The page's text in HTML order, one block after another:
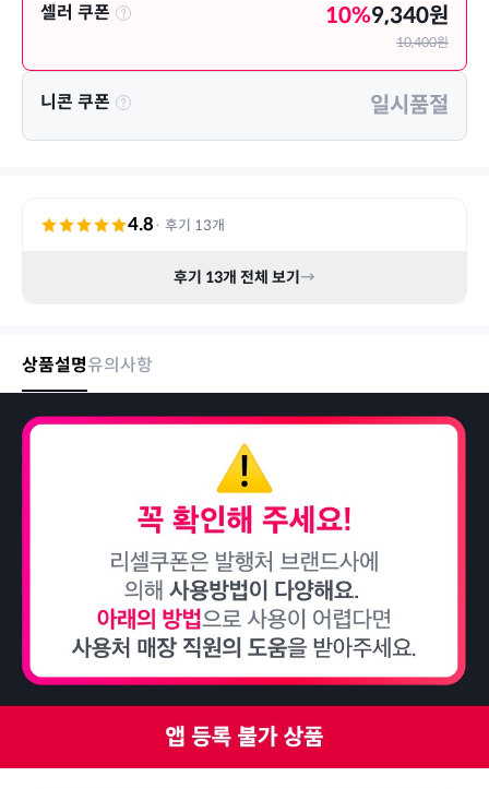
셀러 쿠폰 10%9,340원
10,400원
니콘 쿠폰 일시품절
4.8· 후기 13개
후기 13개 전체 보기→
상품설명유의사항